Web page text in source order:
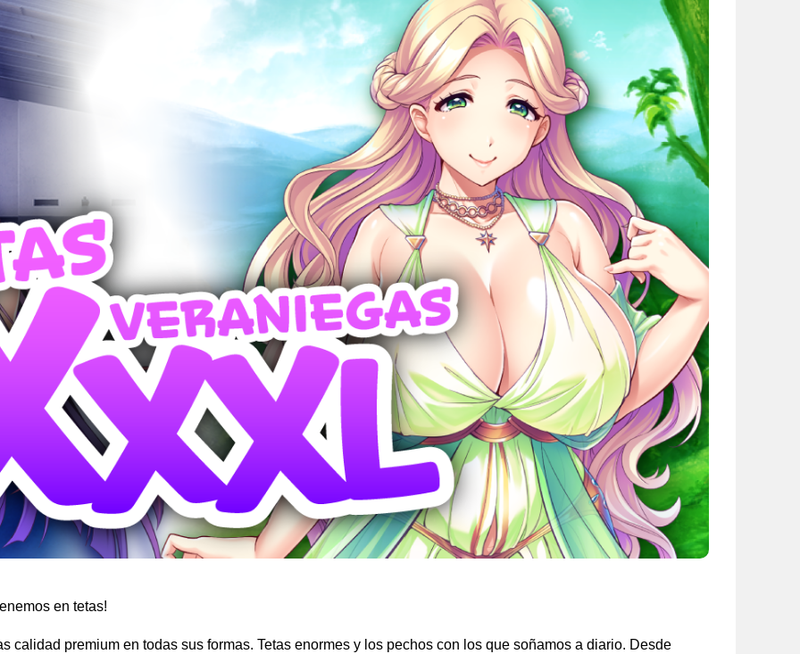
en tetas!
calidad premium en todas sus formas. Tetas enormes y los pechos con los que soñamos a diario. Desde